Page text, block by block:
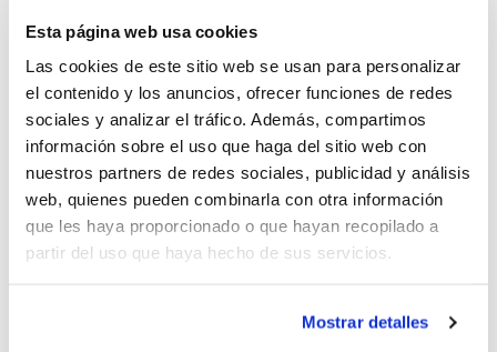
Esta página web usa cookies
Las cookies de este sitio web se usan para personalizar
el contenido y los anuncios, ofrecer funciones de redes
sociales y analizar el tráfico. Además, compartimos
información sobre el uso que haga del sitio web con
nuestros partners de redes sociales, publicidad y análisis
web, quienes pueden combinarla con otra información
que les haya proporcionado o que hayan recopilado a
partir del uso que haya hecho de sus servicios.
Mostrar detalles
Esta medida será de aplicación en las
siguientes categorías:
Senior Femenino
Junior Femenino (excepto Campeonato
Autonómico)
Cadete Masculino